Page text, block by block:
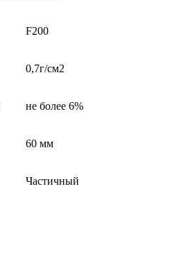
F200
0,7г/см2
не более 6%
60 мм
Частичный